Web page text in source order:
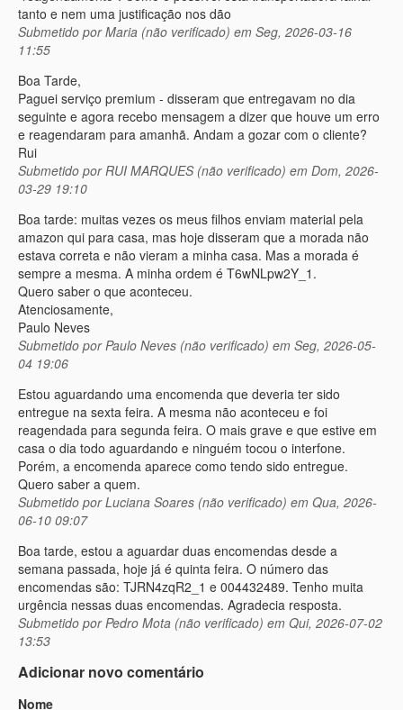
tanto e nem uma justificação nos dão
Submetido porMaria (não verificado) em Seg, 2026-03-16
11:55
Boa Tarde,
Paguei serviço premium - disseram que entregavam no dia
seguinte e agora recebo mensagem a dizer que houve um erro
e reagendaram para amanhã. Andam a gozar com o cliente?
Rui
Submetido porRUI MARQUES (não verificado) em Dom, 2026-
03-29 19:10
Boa tarde: muitas vezes os meus filhos enviam material pela
amazon qui para casa, mas hoje disseram que a morada não
estava correta e não vieram a minha casa. Mas a morada é
sempre a mesma. A minha ordem é T6wNLpw2Y_1.
Quero saber o que aconteceu.
Atenciosamente,
Paulo Neves
Submetido porPaulo Neves (não verificado) em Seg, 2026-05-
04 19:06
Estou aguardando uma encomenda que deveria ter sido
entregue na sexta feira. A mesma não aconteceu e foi
reagendada para segunda feira. O mais grave e que estive em
casa o dia todo aguardando e ninguém tocou o interfone.
Porém, a encomenda aparece como tendo sido entregue.
Quero saber a quem.
Submetido porLuciana Soares (não verificado) em Qua, 2026-
06-10 09:07
Boa tarde, estou a aguardar duas encomendas desde a
semana passada, hoje já é quinta feira. O número das
encomendas são: TJRN4zqR2_1 e 004432489. Tenho muita
urgência nessas duas encomendas. Agradecia resposta.
Submetido porPedro Mota (não verificado) em Qui, 2026-07-02
13:53
Adicionar novo comentário
Nome